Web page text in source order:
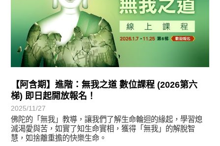
【阿含期】進階：無我之道 數位課程 (2026第六
梯) 即日起開放報名！
2025/11/27
佛陀的「無我」教導，讓我們了解生命輪迴的緣起，學習熄
滅渴愛與苦，如實了知生命實相，獲得「無我」的解脫智
慧，如捨離重擔的快樂生命。